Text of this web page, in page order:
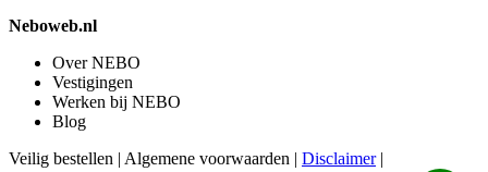
Neboweb.nl
Over NEBO
Vestigingen
Werken bij NEBO
Blog
Veilig bestellen | Algemene voorwaarden | Disclaimer|